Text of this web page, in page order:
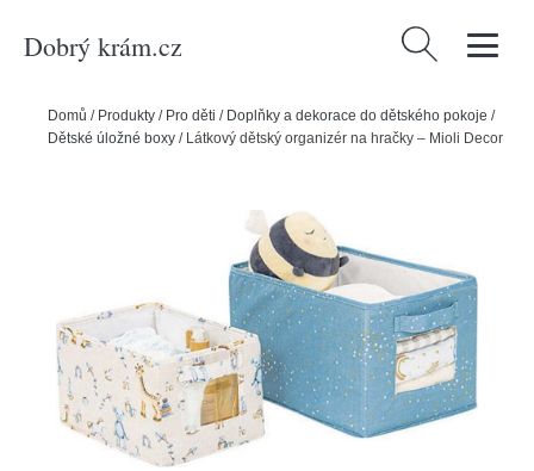
Dobrý krám.cz Vyhledávání
Domů / Produkty / Pro děti / Doplňky a dekorace do dětského pokoje /
Dětské úložné boxy / Látkový dětský organizér na hračky – Mioli Decor